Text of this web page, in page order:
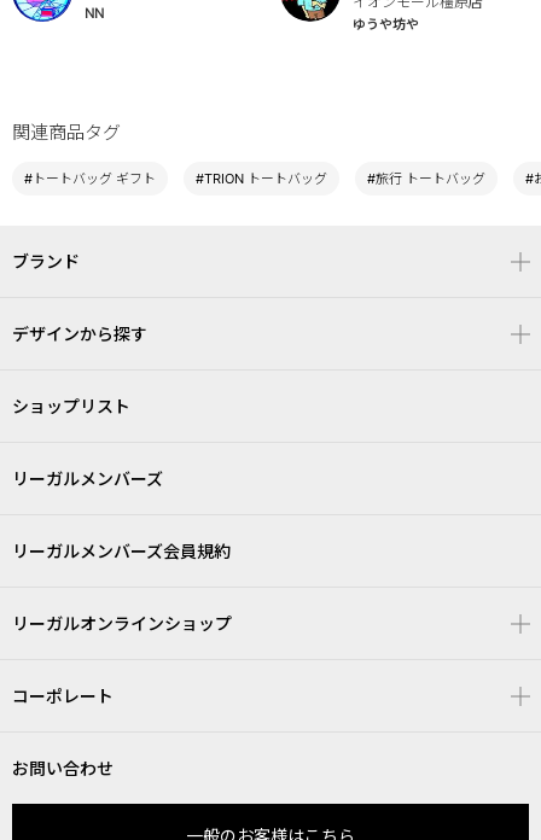
NN
ゆうや坊や
関連商品タグ
#トートバッグ ギフト #TRION トートバッグ #旅行 トートバッグ #
ブランド
デザインから探す
ショップリスト
リーガルメンバーズ
リーガルメンバーズ会員規約
リーガルオンラインショップ
コーポレート
お問い合わせ
一般のお客様はこちら